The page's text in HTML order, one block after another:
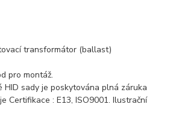
transformátor (ballast)
pro montáž.
HID sady je poskytována plná záruka
Certifikace : E13, ISO9001. Ilustrační